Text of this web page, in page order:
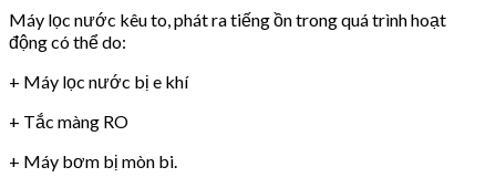
Máy lọc nước kêu to, phát ra tiếng ồn trong quá trình hoạt
động có thể do:
+ Máy lọc nước bị e khí
+ Tắc màng RO
+ Máy bơm bị mòn bi.